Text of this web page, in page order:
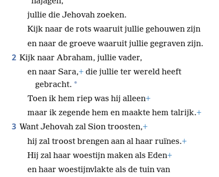
jullie die Jehovah zoeken.
Kijk naar de rots waaruit jullie gehouwen zijn
en naar de groeve waaruit jullie gegraven zijn.
2 Kijk naar Abraham, jullie vader,
en naar Sara,+ die jullie ter wereld heeft
gebracht. *
Toen ik hem riep was hij alleen+
maar ik zegende hem en maakte hem talrijk.+
3 Want Jehovah zal Sion troosten,+
hij zal troost brengen aan al haar ruïnes.+
Hij zal haar woestijn maken als Eden+
en haar woestijnvlakte als de tuin van